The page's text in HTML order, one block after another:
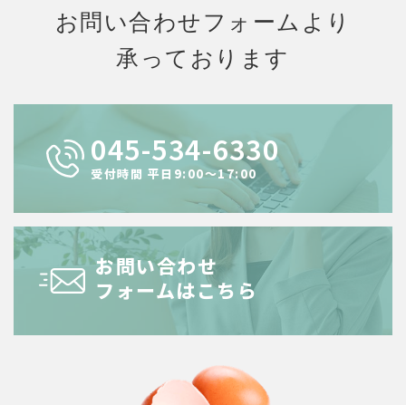
お問い合わせフォームより
承っております
045-534-6330
受付時間 平⽇9:00〜17:00
お問い合わせ
フォームはこちら